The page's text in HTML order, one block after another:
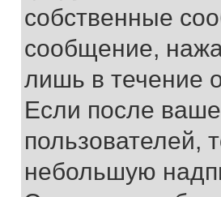
собственные
сообщение,
лишь в течение
Если после
пользователей,
небольшую